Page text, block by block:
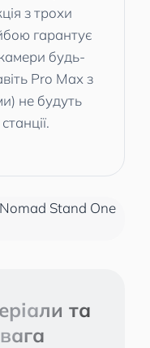
з трохи
гарантує
будь-
Pro Max з
не будуть
та